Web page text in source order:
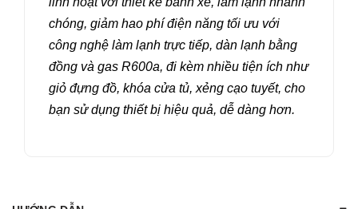
chóng, giảm hao phí điện năng tối ưu với
công nghệ làm lạnh trực tiếp, dàn lạnh bằng
đồng và gas R600a, đi kèm nhiều tiện ích như
giỏ đựng đồ, khóa cửa tủ, xẻng cạo tuyết, cho
bạn sử dụng thiết bị hiệu quả, dễ dàng hơn.